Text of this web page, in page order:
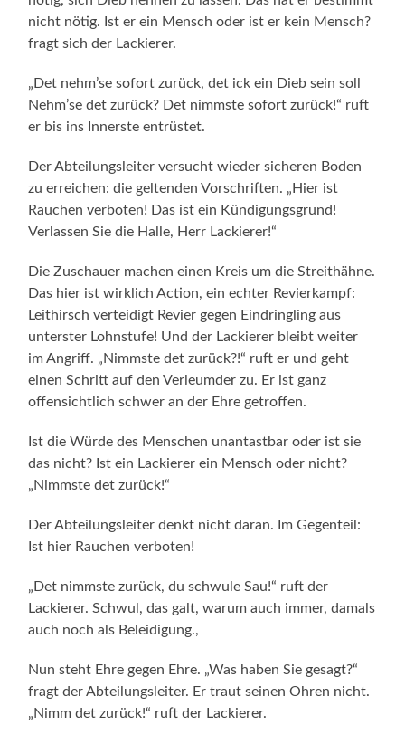
nicht nötig. Ist er ein Mensch oder ist er kein Mensch?
fragt sich der Lackierer.
„Det nehm’se sofort zurück, det ick ein Dieb sein soll
Nehm’se det zurück? Det nimmste sofort zurück!“ ruft
er bis ins Innerste entrüstet.
Der Abteilungsleiter versucht wieder sicheren Boden
zu erreichen: die geltenden Vorschriften. „Hier ist
Rauchen verboten! Das ist ein Kündigungsgrund!
Verlassen Sie die Halle, Herr Lackierer!“
Die Zuschauer machen einen Kreis um die Streithähne.
Das hier ist wirklich Action, ein echter Revierkampf:
Leithirsch verteidigt Revier gegen Eindringling aus
unter­ster Lohnstufe! Und der Lackierer bleibt weiter
im Angriff. „Nimmste det zurück?!“ ruft er und geht
einen Schritt auf den Verleumder zu. Er ist ganz
offensichtlich schwer an der Ehre getroffen.
Ist die Würde des Menschen unantastbar oder ist sie
das nicht? Ist ein Lackierer ein Mensch oder nicht?
„Nimmste det zurück!“
Der Abteilungsleiter denkt nicht daran. Im Gegenteil:
Ist hier Rauchen verboten!
„Det nimmste zurück, du schwule Sau!“ ruft der
Lackierer. Schwul, das galt, warum auch immer, damals
auch noch als Beleidigung.,
Nun steht Ehre gegen Ehre. „Was haben Sie gesagt?“
fragt der Abteilungsleiter. Er traut seinen Ohren nicht.
„Nimm det zurück!“ ruft der Lackierer.